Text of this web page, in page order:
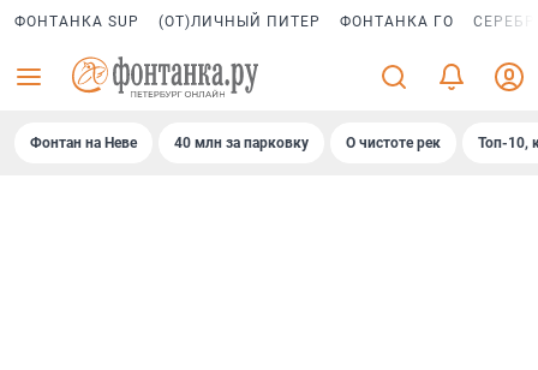
ФОНТАНКА SUP (ОТ)ЛИЧНЫЙ ПИТЕР ФОНТАНКА ГО
Фонтан на Неве 40 млн за парковку О чистоте рек Топ-10,